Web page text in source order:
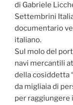
di Gabriele
Settembrini
documentario
italiano.
Sul molo del
navi mercantili
della cosiddetta
da migliaia di
per raggiungere